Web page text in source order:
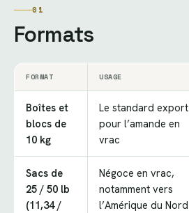
01
Formats
FORMAT USAGE
Boîtes et
blocs de
10 kg
Le standard export
pour l’amande en
vrac
Sacs de
25 / 50 lb
(11,34 /
Négoce en vrac,
notamment vers
l’Amérique du Nord